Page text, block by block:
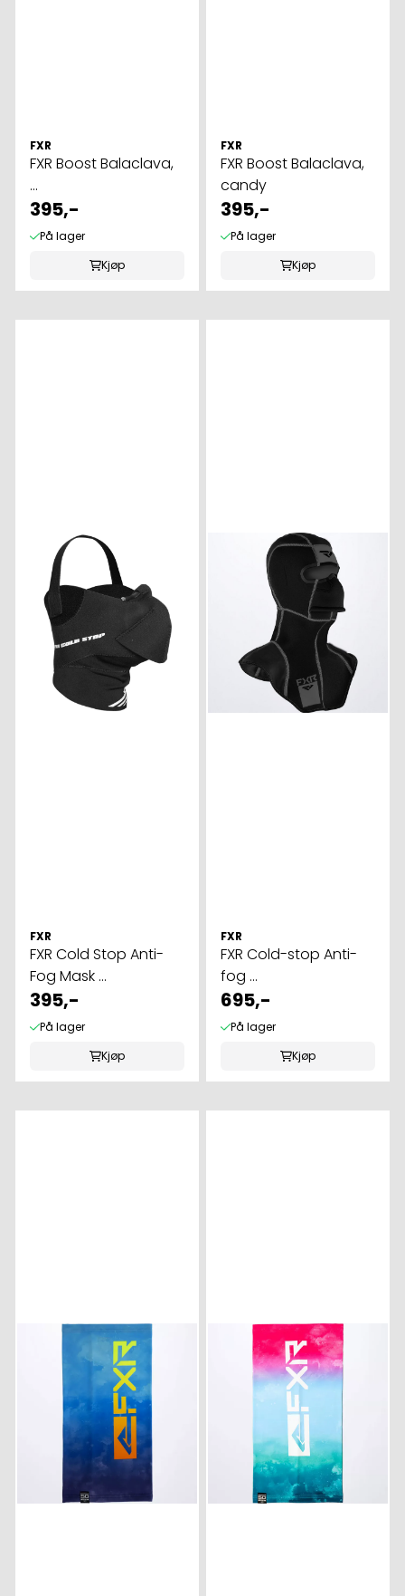
FXR
FXR Boost Balaclava,
...
395,-
På lager
Kjøp
FXR
FXR Boost Balaclava,
candy
395,-
På lager
Kjøp
FXR
FXR Cold Stop Anti-
Fog Mask ...
395,-
På lager
Kjøp
FXR
FXR Cold-stop Anti-
fog ...
695,-
På lager
Kjøp